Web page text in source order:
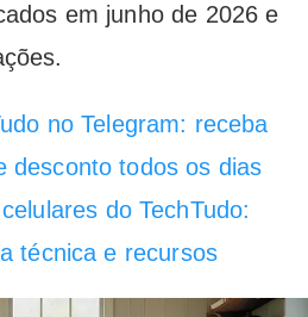
em junho de 2026 e
no Telegram: receba
desconto todos os dias
do TechTudo:
técnica e recursos